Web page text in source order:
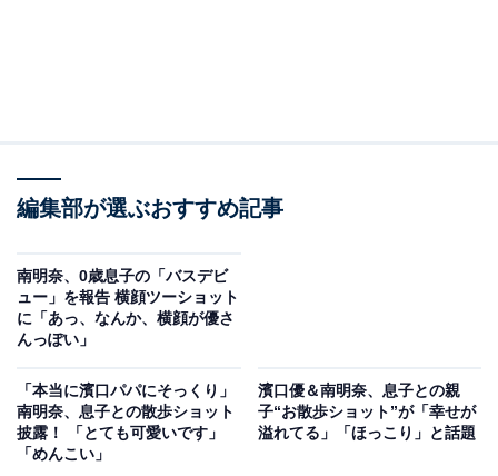
編集部が選ぶおすすめ記事
南明奈、0歳息子の「バスデビ
ュー」を報告 横顔ツーショット
に「あっ、なんか、横顔が優さ
んっぽい」
「本当に濱口パパにそっくり」
南明奈、息子との散歩ショット
披露！ 「とても可愛いです」
「めんこい」
濱口優＆南明奈、息子との親
子“お散歩ショット”が「幸せが
溢れてる」「ほっこり」と話題